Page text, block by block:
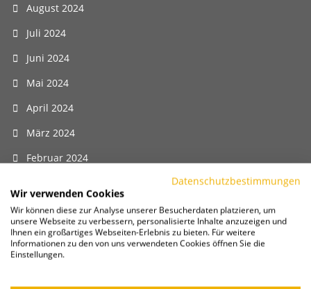
August 2024
Juli 2024
Juni 2024
Mai 2024
April 2024
März 2024
Februar 2024
Dezember 2023
November 2023
Oktober 2023
Datenschutzbestimmungen
Wir verwenden Cookies
Wir können diese zur Analyse unserer Besucherdaten platzieren, um
unsere Webseite zu verbessern, personalisierte Inhalte anzuzeigen und
Ihnen ein großartiges Webseiten-Erlebnis zu bieten. Für weitere
Informationen zu den von uns verwendeten Cookies öffnen Sie die
Einstellungen.